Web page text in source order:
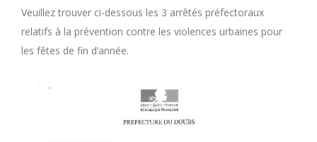
Veuillez trouver ci-dessous les 3 arrêtés préfectoraux
relatifs à la prévention contre les violences urbaines pour
les fêtes de fin d’année.